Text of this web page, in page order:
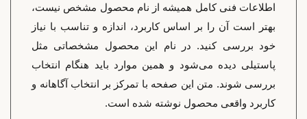
اطلاعات فنی کامل همیشه از نام محصول مشخص نیست،
بهتر است آن را بر اساس کاربرد، اندازه و تناسب با نیاز
خود بررسی کنید. در نام این محصول مشخصاتی مثل
پاستیلی دیده می‌شود و همین موارد باید هنگام انتخاب
بررسی شوند. متن این صفحه با تمرکز بر انتخاب آگاهانه و
کاربرد واقعی محصول نوشته شده است.